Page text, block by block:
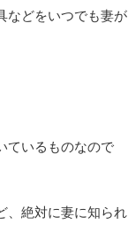
などをいつでも妻が
ているものなので
、絶対に妻に知られ